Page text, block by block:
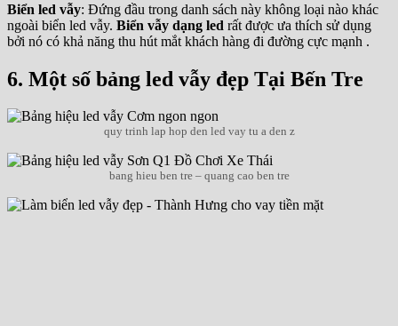
Biển led vẫy: Đứng đầu trong danh sách này không loại nào khác
ngoài biển led vẫy. Biển vẫy dạng led rất được ưa thích sử dụng
bởi nó có khả năng thu hút mắt khách hàng đi đường cực mạnh .
6. Một số bảng led vẫy đẹp Tại Bến Tre
quy trinh lap hop den led vay tu a den z
bang hieu ben tre – quang cao ben tre